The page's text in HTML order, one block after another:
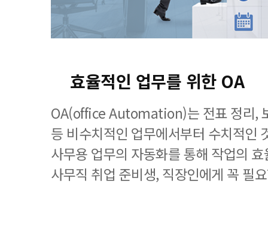
효율적인 업무를 위한 OA
OA(office Automation)는 전표 정리,
등 비수치적인 업무에서부터 수치적인
사무용 업무의 자동화를 통해 작업의
사무직 취업 준비생, 직장인에게 꼭 필